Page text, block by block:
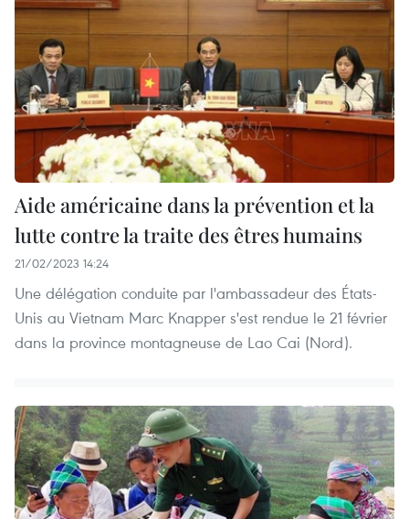
Aide américaine dans la prévention et la
lutte contre la traite des êtres humains
21/02/2023 14:24
Une délégation conduite par l'ambassadeur des États-
Unis au Vietnam Marc Knapper s'est rendue le 21 février
dans la province montagneuse de Lao Cai (Nord).